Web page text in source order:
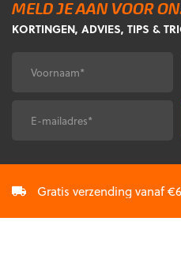
MELD JE AAN VOOR
KORTINGEN, ADVIES, TIPS &
Voornaam*
Gratis verzending vanaf